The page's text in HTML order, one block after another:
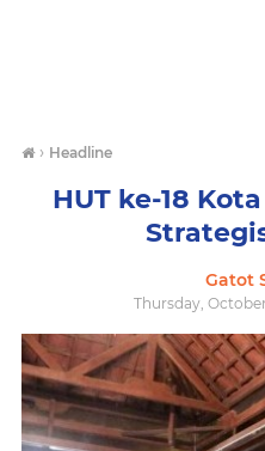
› Headline
HUT ke-18
Gatot
Thursday, October